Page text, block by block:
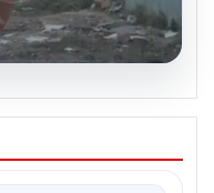
imza: Ceylan